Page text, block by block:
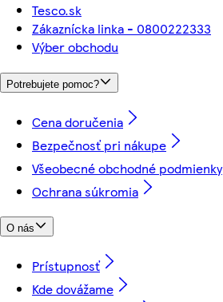
Tesco.sk
Zákaznícka linka - 0800222333
Výber obchodu
Potrebujete pomoc?
Cena doručenia
Bezpečnosť pri nákupe
Všeobecné obchodné podmienky
Ochrana súkromia
O nás
Prístupnosť
Kde dovážame